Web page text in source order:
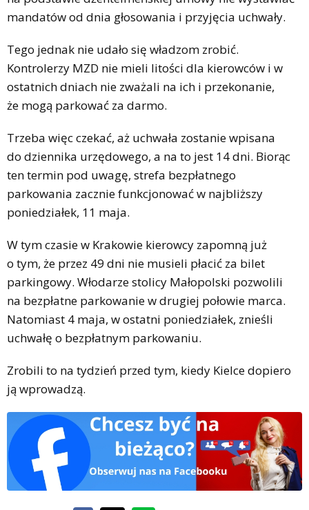
mandatów od dnia głosowania i przyjęcia uchwały.
Tego jednak nie udało się władzom zrobić.
Kontrolerzy MZD nie mieli litości dla kierowców i w
ostatnich dniach nie zważali na ich i przekonanie,
że mogą parkować za darmo.
Trzeba więc czekać, aż uchwała zostanie wpisana
do dziennika urzędowego, a na to jest 14 dni. Biorąc
ten termin pod uwagę, strefa bezpłatnego
parkowania zacznie funkcjonować w najbliższy
poniedziałek, 11 maja.
W tym czasie w Krakowie kierowcy zapomną już
o tym, że przez 49 dni nie musieli płacić za bilet
parkingowy. Włodarze stolicy Małopolski pozwolili
na bezpłatne parkowanie w drugiej połowie marca.
Natomiast 4 maja, w ostatni poniedziałek, znieśli
uchwałę o bezpłatnym parkowaniu.
Zrobili to na tydzień przed tym, kiedy Kielce dopiero
ją wprowadzą.